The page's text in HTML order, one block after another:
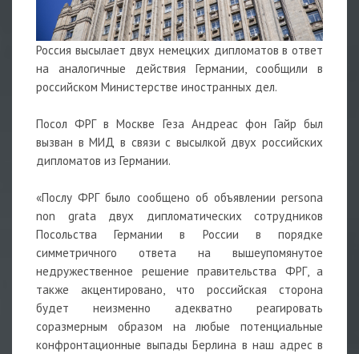
Россия высылает двух немецких дипломатов в ответ
на аналогичные действия Германии, сообщили в
российском Министерстве иностранных дел.
Посол ФРГ в Москве Геза Андреас фон Гайр был
вызван в МИД в связи с высылкой двух российских
дипломатов из Германии.
«Послу ФРГ было сообщено об объявлении persona
non grata двух дипломатических сотрудников
Посольства Германии в России в порядке
симметричного ответа на вышеупомянутое
недружественное решение правительства ФРГ, а
также акцентировано, что российская сторона
будет неизменно адекватно реагировать
соразмерным образом на любые потенциальные
конфронтационные выпады Берлина в наш адрес в